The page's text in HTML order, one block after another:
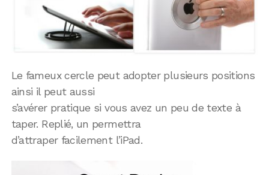
Le fameux cercle peut adopter plusieurs positions
ainsi il peut aussi
s’avérer pratique si vous avez un peu de texte à
taper. Replié, un permettra
d’attraper facilement l’iPad.